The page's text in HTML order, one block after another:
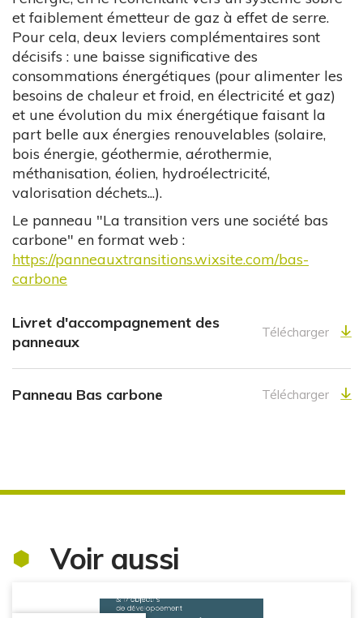
et faiblement émetteur de gaz à effet de serre.
Pour cela, deux leviers complémentaires sont
décisifs : une baisse significative des
consommations énergétiques (pour alimenter les
besoins de chaleur et froid, en électricité et gaz)
et une évolution du mix énergétique faisant la
part belle aux énergies renouvelables (solaire,
bois énergie, géothermie, aérothermie,
méthanisation, éolien, hydroélectricité,
valorisation déchets...).
Le panneau "La transition vers une société bas
carbone" en format web :
https://panneauxtransitions.wixsite.com/bas-
carbone
Livret d'accompagnement des
panneaux
Télécharger
Panneau Bas carbone Télécharger
Voir aussi